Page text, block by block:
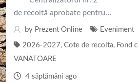
de recoltă aprobate pentru…
by Prezent Online Eveniment
2026-2027, Cote de recolta, Fond
VANATOARE
4 săptămâni ago